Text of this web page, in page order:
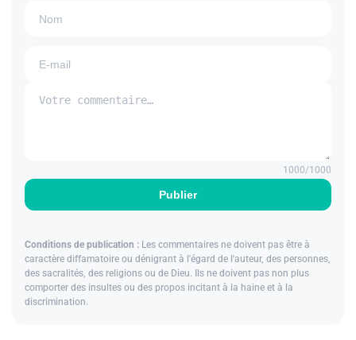
Publier
1000/1000
Conditions de publication : Les commentaires ne doivent pas être à
caractère diffamatoire ou dénigrant à l'égard de l'auteur, des personnes,
des sacralités, des religions ou de Dieu. Ils ne doivent pas non plus
comporter des insultes ou des propos incitant à la haine et à la
discrimination.